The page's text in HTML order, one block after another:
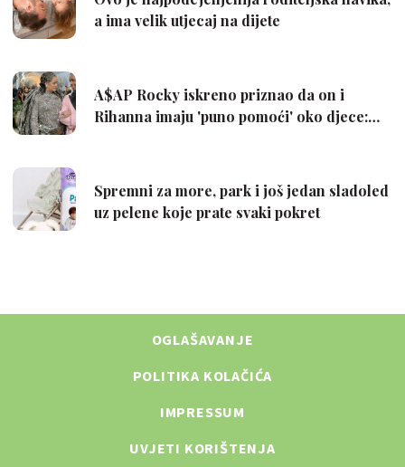
OGLAŠAVANJE
POLITIKA KOLAČIĆA
IMPRESSUM
UVJETI KORIŠTENJA